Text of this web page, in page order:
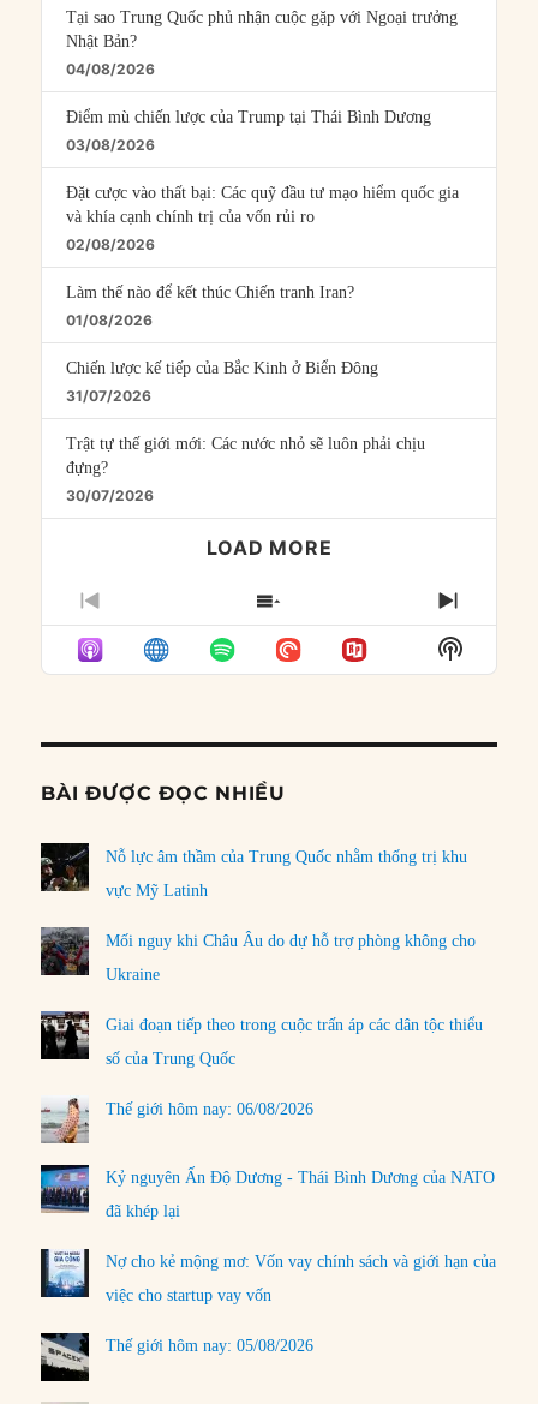
Tại sao Trung Quốc phủ nhận cuộc gặp với Ngoại trưởng
Nhật Bản?
04/08/2026
Điểm mù chiến lược của Trump tại Thái Bình Dương
03/08/2026
Đặt cược vào thất bại: Các quỹ đầu tư mạo hiểm quốc gia
và khía cạnh chính trị của vốn rủi ro
02/08/2026
Làm thế nào để kết thúc Chiến tranh Iran?
01/08/2026
Chiến lược kế tiếp của Bắc Kinh ở Biển Đông
31/07/2026
Trật tự thế giới mới: Các nước nhỏ sẽ luôn phải chịu
đựng?
30/07/2026
LOAD MORE
PREVIOUS
EPISODE
SHOW
EPISODES
LIST
NEXT
Show
Podcast
BÀI ĐƯỢC ĐỌC NHIỀU
Nỗ lực âm thầm của Trung Quốc nhằm thống trị khu
vực Mỹ Latinh
Mối nguy khi Châu Âu do dự hỗ trợ phòng không cho
Ukraine
Giai đoạn tiếp theo trong cuộc trấn áp các dân tộc thiểu
số của Trung Quốc
Thế giới hôm nay: 06/08/2026
Kỷ nguyên Ấn Độ Dương - Thái Bình Dương của NATO
đã khép lại
Nợ cho kẻ mộng mơ: Vốn vay chính sách và giới hạn của
việc cho startup vay vốn
Thế giới hôm nay: 05/08/2026